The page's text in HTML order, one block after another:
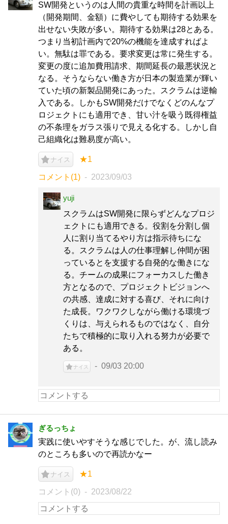
SW開発というのは人間の貴重な時間を計画以上
（開発期間、金額）に費やしても期待する効果を
出せない失敗が多い。期待する効果は28とある。
つまり当初計画内で20%の機能を達成すればよ
い。無駄は罪である。要求変更は常に発生する。
変更の度に追加費用請求、期間延長の最悪状況と
なる。そうならない働き方が日本の製造業が輝い
ていた頃の新製品開発にあった。スクラムは逆輸
入である。しかもSW開発だけでなくどのんなプ
ロジェクトにも適用でき、甘い汁を吸う既得権益
の不条理をガラス張りで見える化する。しかし自
己組織化は難易度が高い。
ナイス ★1
コメント(1) 2023/09/03
yuji
スクラムはSW開発に限らずどんなプロジ
ェクトにも適用できる。役割を分割し個
人に割り当てるやり方は指示待ちにな
る。スクラムは人の仕事理解し仲間が困
っているとを支援する自発的な働きにな
る。チームの成果にフォーカスした働き
方となるので、プロジェクトビジョンへ
の共感、達成に対する喜び、それに向け
た成長。ワクワクしながら働ける環境づ
くりは、与えられるものではなく、自分
たちで積極的に取り入れる努力が必要で
ある。
ナイス 09/03 20:00
ぎるっちょ
実践に使いやすそうな感じでした。が、流し読み
のところも多いので再読かなー
ナイス ★1
コメント(0) 2023/08/22